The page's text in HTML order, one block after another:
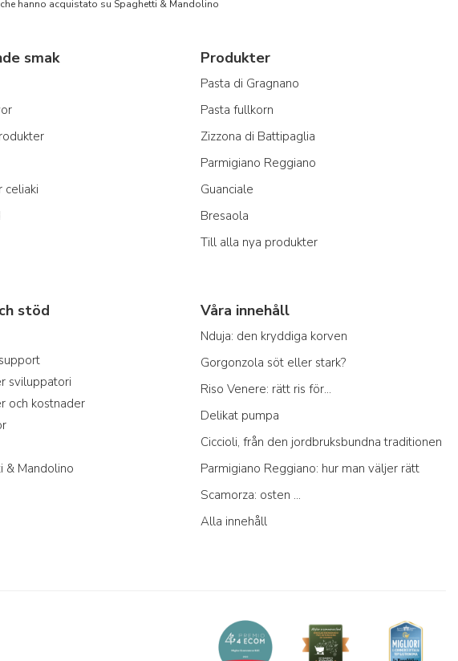
hanno acquistato su Spaghetti & Mandolino
smak
celiaki
Produkter
Pasta di Gragnano
Pasta fullkorn
Zizzona di Battipaglia
Parmigiano Reggiano
Guanciale
Bresaola
Till alla nya produkter
stöd
sviluppatori
och kostnader
& Mandolino
Våra innehåll
Nduja: den kryddiga korven
Gorgonzola söt eller stark?
Riso Venere: rätt ris för...
Delikat pumpa
Ciccioli, från den jordbruksbundna traditionen
Parmigiano Reggiano: hur man väljer rätt
Scamorza: osten ...
Alla innehåll